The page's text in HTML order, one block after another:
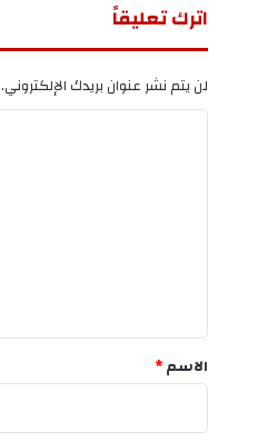
اترك تعليقاً
لن يتم نشر عنوان بريدك الإلكتروني.
*
الاسم*